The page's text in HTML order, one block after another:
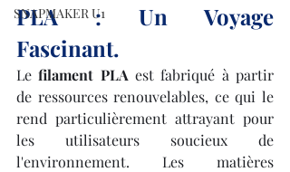
SNAPMAKER U1
PLA : Un Voyage
Fascinant.
Le filament PLA est fabriqué à partir
de ressources renouvelables, ce qui le
rend particulièrement attrayant pour
les utilisateurs soucieux de
l'environnement. Les matières